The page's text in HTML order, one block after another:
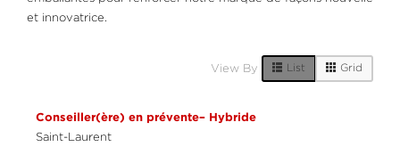
et innovatrice.
View By
List Grid
Conseiller(ère) en prévente– Hybride
Saint-Laurent